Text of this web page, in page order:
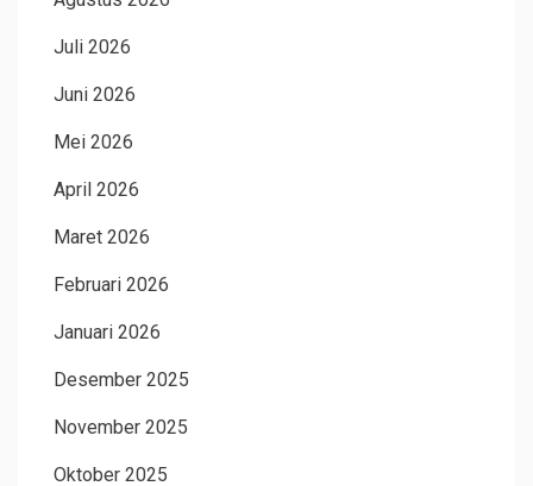
Juli 2026
Juni 2026
Mei 2026
April 2026
Maret 2026
Februari 2026
Januari 2026
Desember 2025
November 2025
Oktober 2025